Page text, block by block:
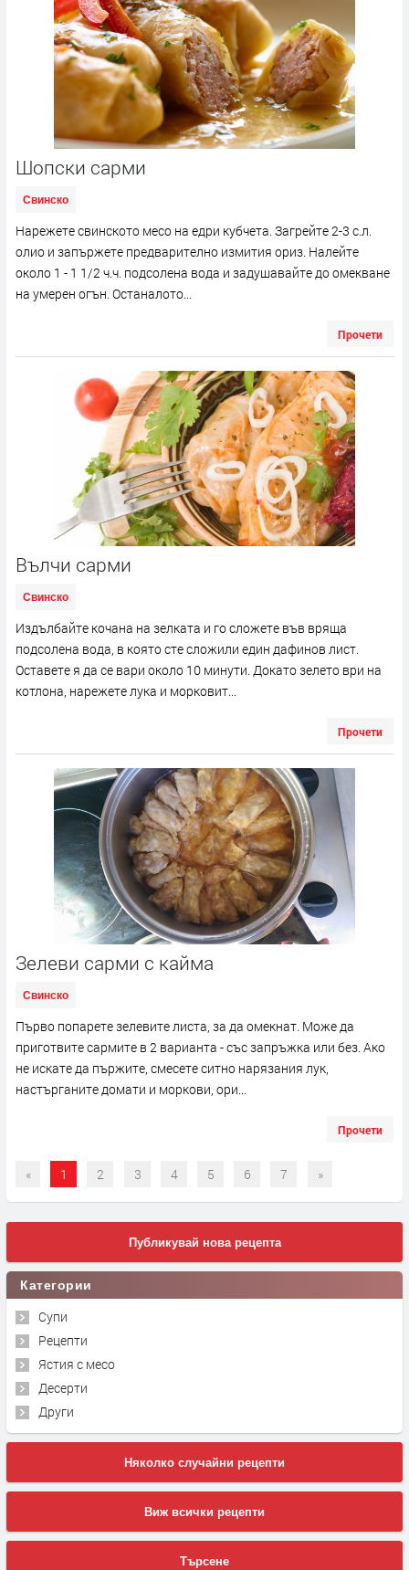
Шопски сарми
Свинско
Нарежете свинското месо на едри кубчета. Загрейте 2-3 с.л.
олио и запържете предварително измития ориз. Налейте
около 1 - 1 1/2 ч.ч. подсолена вода и задушавайте до омекване
на умерен огън. Останалото...
Прочети
Вълчи сарми
Свинско
Издълбайте кочана на зелката и го сложете във вряща
подсолена вода, в която сте сложили един дафинов лист.
Оставете я да се вари около 10 минути. Докато зелето ври на
котлона, нарежете лука и морковит...
Прочети
Зелеви сарми с кайма
Свинско
Първо попарете зелевите листа, за да омекнат. Може да
приготвите сармите в 2 варианта - със запръжка или без. Ако
не искате да пържите, смесете ситно нарязания лук,
настърганите домати и моркови, ори...
Прочети
« 1 2 3 4 5 6 7 »
Публикувай нова рецепта
Категории
Супи
Рецепти
Ястия с месо
Десерти
Други
Няколко случайни рецепти
Виж всички рецепти
Търсене